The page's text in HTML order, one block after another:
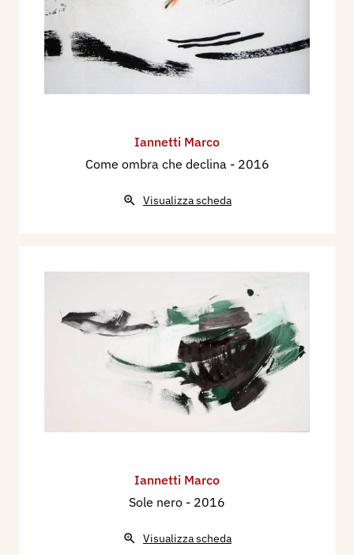
Iannetti Marco
Come ombra che declina - 2016
Visualizza scheda
Iannetti Marco
Sole nero - 2016
Visualizza scheda